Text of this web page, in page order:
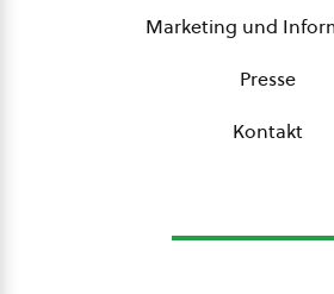
Marketing und
Presse
Kontakt